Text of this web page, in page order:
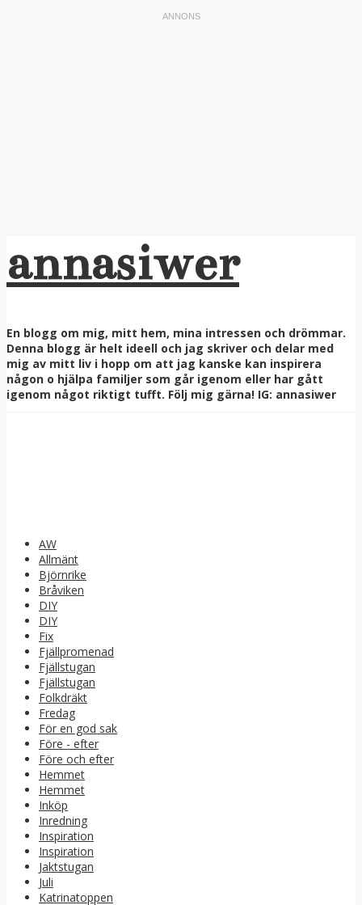
annasiwer
En blogg om mig, mitt hem, mina intressen och drömmar.
Denna blogg är helt ideell och jag skriver och delar med
mig av mitt liv i hopp om att jag kanske kan inspirera
någon o hjälpa familjer som går igenom eller har gått
igenom något riktigt tufft. Följ mig gärna! IG: annasiwer
AW
Allmänt
Björnrike
Bråviken
DIY
DIY
Fix
Fjällpromenad
Fjällstugan
Fjällstugan
Folkdräkt
Fredag
För en god sak
Före - efter
Före och efter
Hemmet
Hemmet
Inköp
Inredning
Inspiration
Inspiration
Jaktstugan
Juli
Katrinatoppen